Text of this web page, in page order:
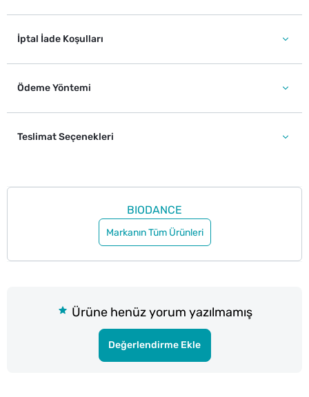
İptal İade Koşulları
Ödeme Yöntemi
Teslimat Seçenekleri
BIODANCE
Markanın Tüm Ürünleri
Ürüne henüz yorum yazılmamış
Değerlendirme Ekle